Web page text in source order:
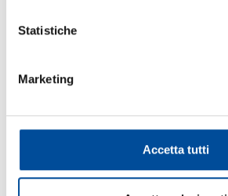
Statistiche
Marketing
Accetta tutti
LEGGI L'ARTICOLO